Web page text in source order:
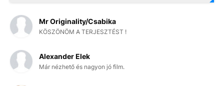
Mr Originality/Csabika
KÖSZÖNÖM A TERJESZTÉST !
Alexander Elek
Már nézhető és nagyon jó film.